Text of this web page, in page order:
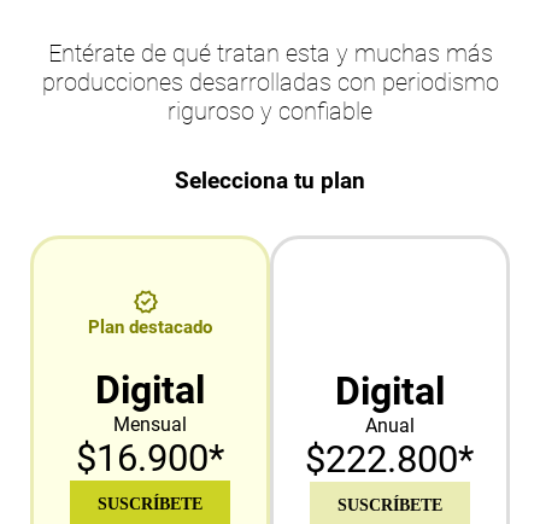
Entérate de qué tratan esta y muchas más
producciones desarrolladas con periodismo
riguroso y confiable
Selecciona tu plan
Plan destacado
Digital
Mensual
$16.900*
SUSCRÍBETE
Digital
Anual
$222.800*
SUSCRÍBETE